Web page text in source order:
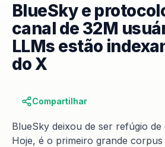
BlueSky e
canal de 32M
LLMs estão
do X
Compartilhar
BlueSky deixou de ser refúgio de
Hoje, é o primeiro grande